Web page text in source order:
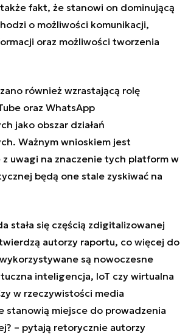
także fakt, że stanowi on dominującą
o możliwości komunikacji,
oraz możliwości tworzenia
również wzrastającą rolę
oraz WhatsApp
jako obszar działań
Ważnym wnioskiem jest
uwagi na znaczenie tych platform w
będą one stale zyskiwać na
stała się częścią zdigitalizowanej
autorzy raportu, co więcej do
są nowoczesne
inteligencja, IoT czy wirtualna
w rzeczywistości media
stanowią miejsce do prowadzenia
– pytają retorycznie autorzy